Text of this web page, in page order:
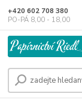
+420 602 708 380
PO-PÁ 8,00 - 18,00